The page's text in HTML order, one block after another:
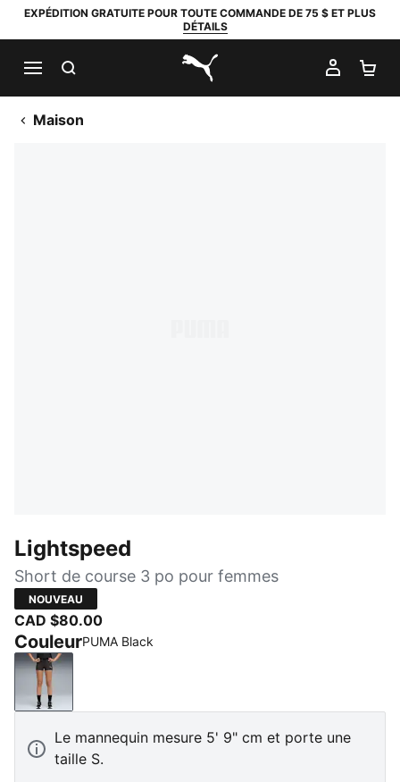
EXPÉDITION GRATUITE POUR TOUTE COMMANDE DE 75 $ ET PLUS
DÉTAILS
PUMA.com
MON
Maison
Lightspeed
Short de course 3 po pour femmes
NOUVEAU
CAD $80.00
CouleurPUMA Black
PUMA Black
Le mannequin mesure 5' 9" cm et porte une
taille S.